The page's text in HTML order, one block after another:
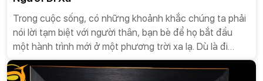
Trong cuộc sống, có những khoảnh khắc chúng ta phải
nói lời tạm biệt với người thân, bạn bè để họ bắt đầu
một hành trình mới ở một phương trời xa lạ. Dù là đi
công tác, học tập hay khởi nghiệp ở nước ngoài, những
chuyến đi này đều mang theo cả hy vọng và những nỗi